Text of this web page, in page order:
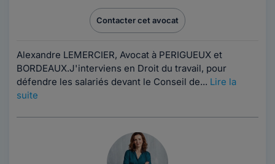
Contacter cet avocat
Alexandre LEMERCIER, Avocat à PERIGUEUX et
BORDEAUX.J'interviens en Droit du travail, pour
défendre les salariés devant le Conseil de... Lire la
suite